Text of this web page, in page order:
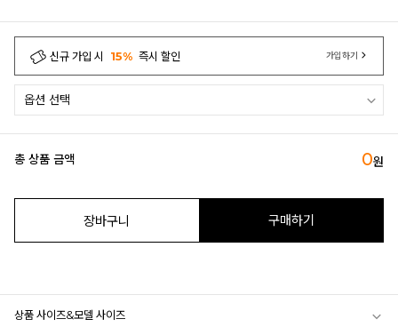
신규 가입 시 15% 즉시 할인 가입하기
총 상품 금액 0원
장바구니 구매하기
상품 사이즈&모델 사이즈